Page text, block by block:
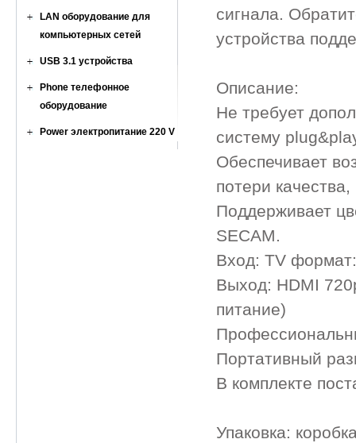
LAN оборудование для
компьютерных сетей
USB 3.1 устройства
Phone телефонное
оборудование
Power электропитание 220 V
сигнала.
устройства
Описание:
Не требует
систему
Обеспечивает
потери
Поддерживает
SECAM.
Вход: TV
Выход: HDMI
питание)
Портативный
В комплекте
Упаковка: